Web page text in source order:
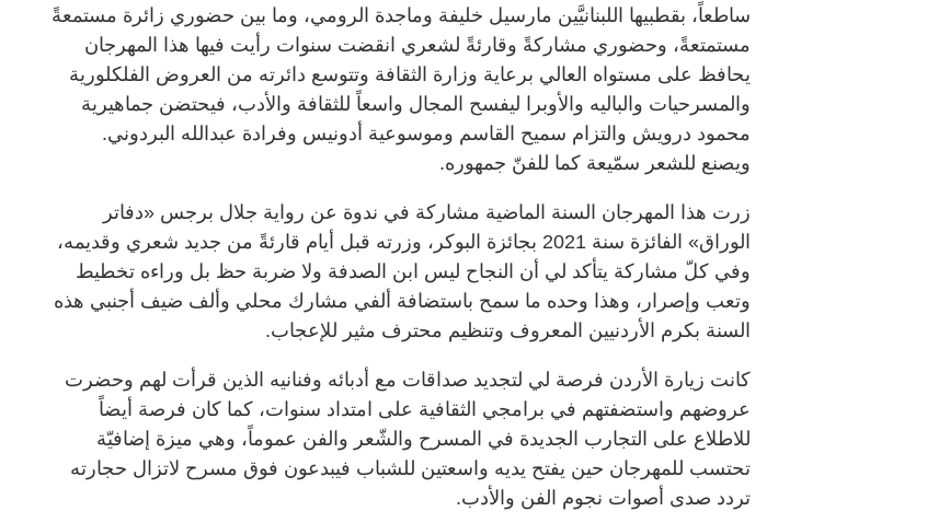
ساطعاً، بقطبيها اللبنانيَّين مارسيل خليفة وماجدة الرومي، وما بين حضوري زائرة مستمعةً
مستمتعةً، وحضوري مشاركةً وقارئةً لشعري انقضت سنوات رأيت فيها هذا المهرجان
يحافظ على مستواه العالي برعاية وزارة الثقافة وتتوسع دائرته من العروض الفلكلورية
والمسرحيات والباليه والأوبرا ليفسح المجال واسعاً للثقافة والأدب، فيحتضن جماهيرية
محمود درويش والتزام سميح القاسم وموسوعية أدونيس وفرادة عبدالله البردوني.
ويصنع للشعر سمّيعة كما للفنّ جمهوره.
زرت هذا المهرجان السنة الماضية مشاركة في ندوة عن رواية جلال برجس «دفاتر
الوراق» الفائزة سنة 2021 بجائزة البوكر، وزرته قبل أيام قارئةً من جديد شعري وقديمه،
وفي كلّ مشاركة يتأكد لي أن النجاح ليس ابن الصدفة ولا ضربة حظ بل وراءه تخطيط
وتعب وإصرار، وهذا وحده ما سمح باستضافة ألفي مشارك محلي وألف ضيف أجنبي هذه
السنة بكرم الأردنيين المعروف وتنظيم محترف مثير للإعجاب.
كانت زيارة الأردن فرصة لي لتجديد صداقات مع أدبائه وفنانيه الذين قرأت لهم وحضرت
عروضهم واستضفتهم في برامجي الثقافية على امتداد سنوات، كما كان فرصة أيضاً
للاطلاع على التجارب الجديدة في المسرح والشّعر والفن عموماً، وهي ميزة إضافيّة
تحتسب للمهرجان حين يفتح يديه واسعتين للشباب فيبدعون فوق مسرح لاتزال حجارته
تردد صدى أصوات نجوم الفن والأدب.